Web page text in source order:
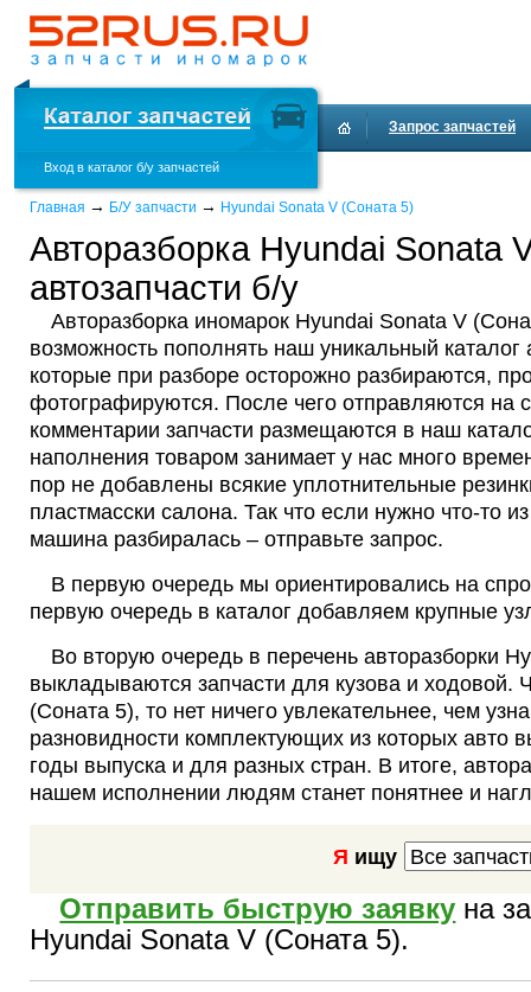
Вход в каталог б/у запчастей
Запрос запчастей
Главная → Б/У запчасти → Hyundai Sonata V (Соната 5)
Авторазборка Hyundai Sonata
автозапчасти б/у
Авторазборка иномарок Hyundai Sonata V
возможность пополнять наш уникальный каталог
которые при разборе осторожно разбираются,
фотографируются. После чего отправляются на
комментарии запчасти размещаются в наш
наполнения товаром занимает у нас много
пор не добавлены всякие уплотнительные
пластмасски салона. Так что если нужно что-то
машина разбиралась – отправьте запрос.
В первую очередь мы ориентировались на
первую очередь в каталог добавляем крупные
Во вторую очередь в перечень авторазборки
выкладываются запчасти для кузова и ходовой.
(Соната 5), то нет ничего увлекательнее, чем
разновидности комплектующих из которых авто
годы выпуска и для разных стран. В итоге,
нашем исполнении людям станет понятнее и
Я ищу
Отправить быструю заявку на
Hyundai Sonata V (Соната 5).